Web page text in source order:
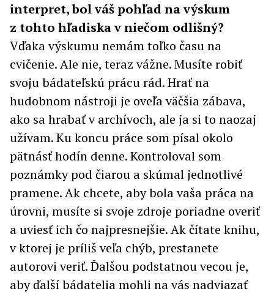
interpret, bol váš pohľad na výskum
z tohto hľadiska v niečom odlišný?
Vďaka výskumu nemám toľko času na
cvičenie. Ale nie, teraz vážne. Musíte robiť
svoju bádateľskú prácu rád. Hrať na
hudobnom nástroji je oveľa väčšia zábava,
ako sa hrabať v archívoch, ale ja si to naozaj
užívam. Ku koncu práce som písal okolo
pätnásť hodín denne. Kontroloval som
poznámky pod čiarou a skúmal jednotlivé
pramene. Ak chcete, aby bola vaša práca na
úrovni, musíte si svoje zdroje poriadne overiť
a uviesť ich čo najpresnejšie. Ak čítate knihu,
v ktorej je príliš veľa chýb, prestanete
autorovi veriť. Ďalšou podstatnou vecou je,
aby ďalší bádatelia mohli na vás nadviazať